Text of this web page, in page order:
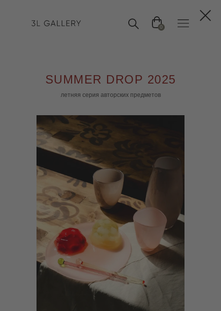
0
SUMMER DROP 2025
летняя серия авторских предметов